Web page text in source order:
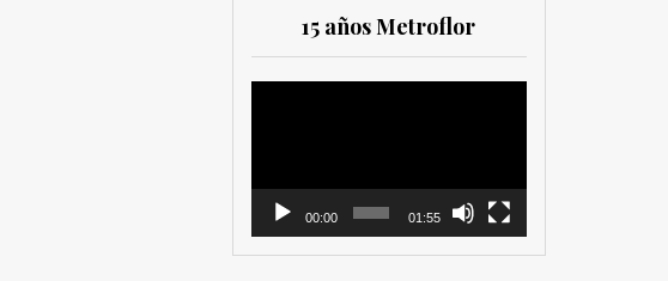
eventos sociales de las
compañías. Es una
que trabajan en el sector
15 años Metroflor
00:00 01:55